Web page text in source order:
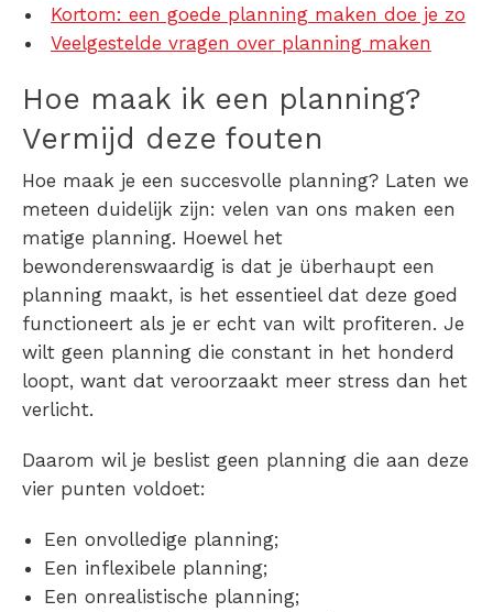
Kortom: een goede planning maken doe je zo
Veelgestelde vragen over planning maken
Hoe maak ik een planning?
Vermijd deze fouten
Hoe maak je een succesvolle planning? Laten we
meteen duidelijk zijn: velen van ons maken een
matige planning. Hoewel het
bewonderenswaardig is dat je überhaupt een
planning maakt, is het essentieel dat deze goed
functioneert als je er echt van wilt profiteren. Je
wilt geen planning die constant in het honderd
loopt, want dat veroorzaakt meer stress dan het
verlicht.
Daarom wil je beslist geen planning die aan deze
vier punten voldoet:
Een onvolledige planning;
Een inflexibele planning;
Een onrealistische planning;